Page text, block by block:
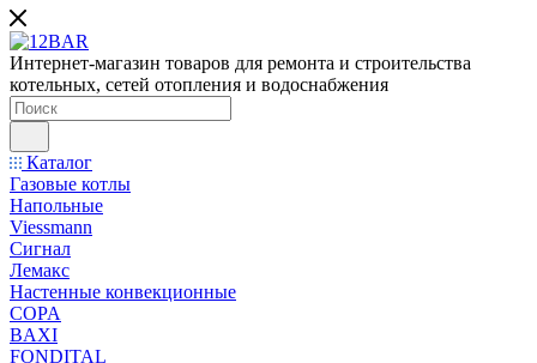
Интернет-магазин товаров для ремонта и строительства
котельных, сетей отопления и водоснабжения
Каталог
Газовые котлы
Напольные
Viessmann
Сигнал
Лемакс
Настенные конвекционные
COPA
BAXI
FONDITAL